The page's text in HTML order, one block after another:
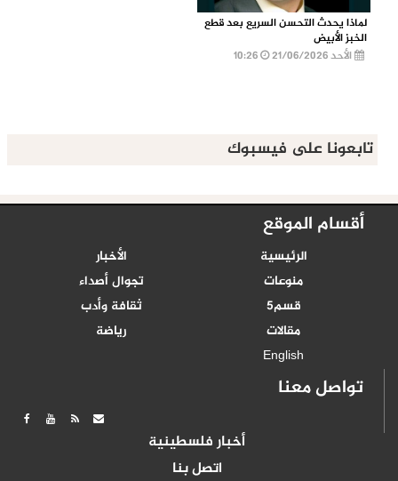
لماذا يحدث التحسن السريع بعد قطع
الخبز الأبيض
الأحد 21/06/2026
تابعونا على فيسبوك
أقسام الموقع
الرئيسية
الأخبار
منوعات
تجوال أصداء
قسم5
ثقافة وأدب
مقالات
رياضة
English
تواصل معنا
أخبار فلسطينية
اتصل بنا